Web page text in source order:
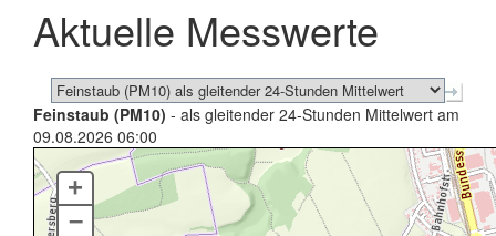
schließen
Aktuelle Messwerte
Feinstaub (PM10) - als gleitender 24-Stunden Mittelwert am
09.08.2026 06:00
+
–